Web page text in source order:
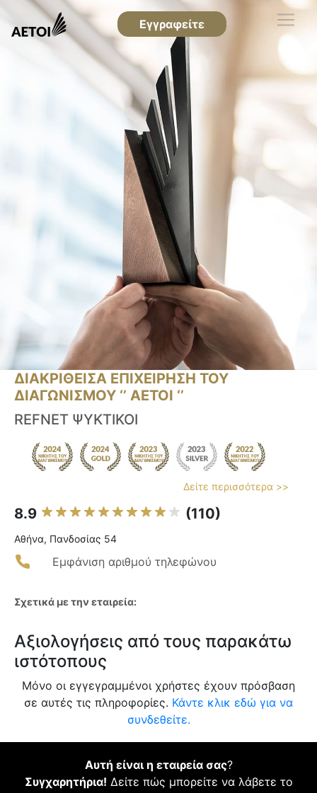
Εγγραφείτε
ΔΙΑΚΡΙΘΕΙΣΑ ΕΠΙΧΕΙΡΗΣΗ ΤΟΥ
ΔΙΑΓΩΝΙΣΜΟΥ ‘’ ΑΕΤΟΙ ‘’
REFNET ΨΥΚΤΙΚΟΙ
Δείτε περισσότερα >>
8.9 (110)
Αθήνα, Πανδοσίας 54
Εμφάνιση αριθμού τηλεφώνου
Σχετικά με την εταιρεία:
Αξιολογήσεις από τους παρακάτω
ιστότοπους
Μόνο οι εγγεγραμμένοι χρήστες έχουν πρόσβαση
σε αυτές τις πληροφορίες. Κάντε κλικ εδώ για να
συνδεθείτε.
Αυτή είναι η εταιρεία σας?
Συγχαρητήρια! Δείτε πώς μπορείτε να λάβετε το